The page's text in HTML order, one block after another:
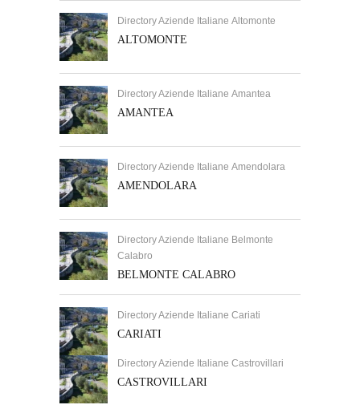
Directory Aziende Italiane Altomonte
ALTOMONTE
Directory Aziende Italiane Amantea
AMANTEA
Directory Aziende Italiane Amendolara
AMENDOLARA
Directory Aziende Italiane Belmonte
Calabro
BELMONTE CALABRO
Directory Aziende Italiane Cariati
CARIATI
Directory Aziende Italiane Castrovillari
CASTROVILLARI